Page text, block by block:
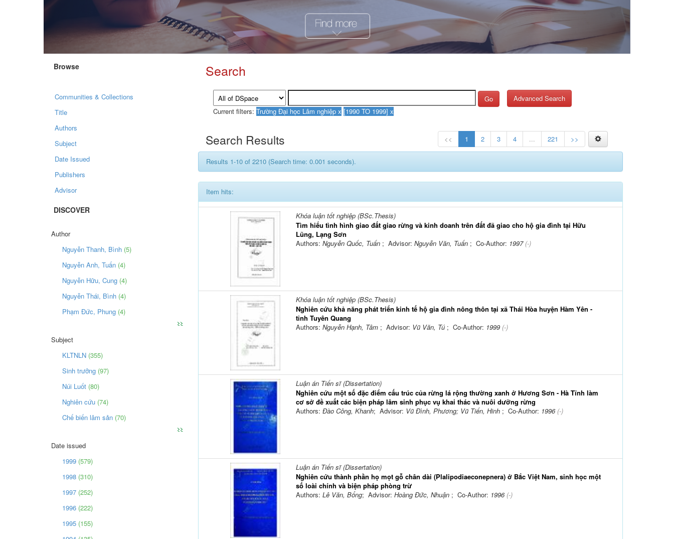
Browse
Communities & Collections
Title
Authors
Subject
Date Issued
Publishers
Advisor
DISCOVER
Author
Nguyễn Thanh, Bình (5)
Nguyễn Anh, Tuấn (4)
Nguyễn Hữu, Cung (4)
Nguyễn Thái, Bình (4)
Phạm Đức, Phung (4)
>>
Subject
KLTNLN (355)
Sinh trưởng (97)
Núi Luốt (80)
Nghiên cứu (74)
Chế biến lâm sản (70)
>>
Date issued
1999 (579)
1998 (310)
1997 (252)
1996 (222)
1995 (155)
Search
Go
Current filters:
Advanced Search
Search Results << 1 2 3 4 ... 221 >>
Results 1-10 of 2210 (Search time: 0.001 seconds).
Item hits:
Khóa luận tốt nghiệp (BSc.Thesis)
Tìm hiểu tình hình giao đất giao rừng và kinh doanh trên đất đã giao cho hộ gia đình tại Hữu
Lũng, Lạng Sơn
Authors: Nguyễn Quốc, Tuấn ; Advisor: Nguyễn Văn, Tuấn ; Co-Author: 1997(-)
Khóa luận tốt nghiệp (BSc.Thesis)
Nghiên cứu khả năng phát triển kinh tế hộ gia đình nông thôn tại xã Thái Hòa huyện Hàm Yên -
tỉnh Tuyên Quang
Authors: Nguyễn Hạnh, Tâm ; Advisor: Vũ Văn, Tú ; Co-Author: 1999(-)
Luận án Tiến sĩ (Dissertation)
Nghiên cứu một số đặc điểm cấu trúc của rừng lá rộng thường xanh ở Hương Sơn - Hà Tĩnh làm
cơ sở đề xuất các biện pháp lâm sinh phục vụ khai thác và nuôi dưỡng rừng
Authors: Đào Công, Khanh; Advisor: Vũ Đình, Phương; Vũ Tiến, Hinh ; Co-Author: 1996(-)
Luận án Tiến sĩ (Dissertation)
Nghiên cứu thành phần họ mọt gỗ chân dài (Plalipodiaeconepnera) ở Bắc Việt Nam, sinh học một
số loài chính và biện pháp phòng trừ
Authors: Lê Văn, Bổng; Advisor: Hoàng Đức, Nhuận ; Co-Author: 1996(-)